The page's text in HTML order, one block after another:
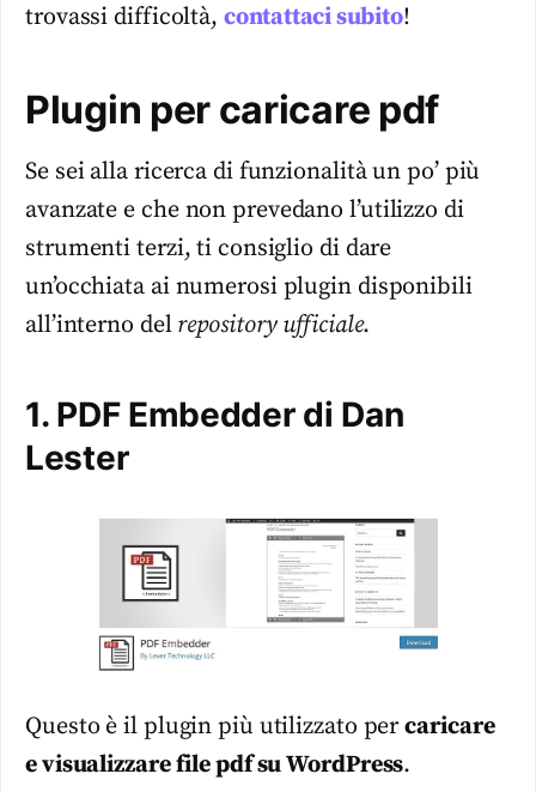
trovassi difficoltà, contattaci subito!
Plugin per caricare pdf
Se sei alla ricerca di funzionalità un po’ più
avanzate e che non prevedano l’utilizzo di
strumenti terzi, ti consiglio di dare
un’occhiata ai numerosi plugin disponibili
all’interno del repository ufficiale.
1. PDF Embedder di Dan
Lester
Questo è il plugin più utilizzato percaricare
e visualizzare file pdf su WordPress.